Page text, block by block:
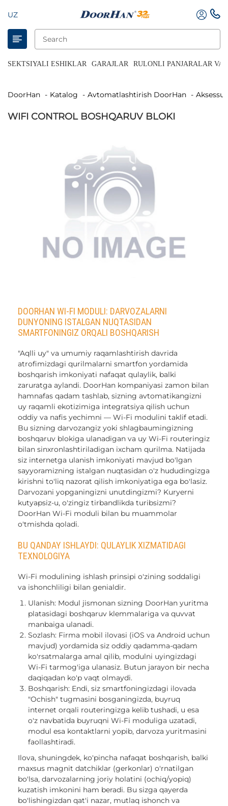
UZ
SEKTSIYALI ESHIKLAR GARAJLAR RULONLI PANJARALAR VA
DoorHan Katalog Avtomatlashtirish DoorHan
WIFI CONTROL BOSHQARUV BLOKI
DOORHAN WI-FI MODULI: DARVOZALARNI
DUNYONING ISTALGAN NUQTASIDAN
SMARTFONINGIZ ORQALI BOSHQARISH
"Aqlli uy" va umumiy raqamlashtirish davrida
atrofimizdagi qurilmalarni smartfon yordamida
boshqarish imkoniyati nafaqat qulaylik, balki
zaruratga aylandi. DoorHan kompaniyasi zamon bilan
hamnafas qadam tashlab, sizning avtomatikangizni
uy raqamli ekotizimiga integratsiya qilish uchun
oddiy va nafis yechimni — Wi-Fi modulini taklif etadi.
Bu sizning darvozangiz yoki shlagbaumingizning
boshqaruv blokiga ulanadigan va uy Wi-Fi routeringiz
bilan sinxronlashtiriladigan ixcham qurilma. Natijada
siz internetga ulanish imkoniyati mavjud bo'lgan
sayyoramizning istalgan nuqtasidan o'z hududingizga
kirishni to'liq nazorat qilish imkoniyatiga ega bo'lasiz.
Darvozani yopganingizni unutdingizmi? Kuryerni
kutyapsiz-u, o'zingiz tirbandlikda turibsizmi?
DoorHan Wi-Fi moduli bilan bu muammolar
o'tmishda qoladi.
BU QANDAY ISHLAYDI: QULAYLIK XIZMATIDAGI
TEXNOLOGIYA
Wi-Fi modulining ishlash prinsipi o'zining soddaligi
va ishonchliligi bilan genialdir.
Ulanish: Modul jismonan sizning DoorHan yuritma
platasidagi boshqaruv klemmalariga va quvvat
manbaiga ulanadi.
Sozlash: Firma mobil ilovasi (iOS va Android uchun
mavjud) yordamida siz oddiy qadamma-qadam
ko'rsatmalarga amal qilib, modulni uyingizdagi
Wi-Fi tarmog'iga ulanasiz. Butun jarayon bir necha
daqiqadan ko'p vaqt olmaydi.
Boshqarish: Endi, siz smartfoningizdagi ilovada
"Ochish" tugmasini bosganingizda, buyruq
internet orqali routeringizga kelib tushadi, u esa
o'z navbatida buyruqni Wi-Fi moduliga uzatadi,
modul esa kontaktlarni yopib, darvoza yuritmasini
faollashtiradi.
Ilova, shuningdek, ko'pincha nafaqat boshqarish, balki
maxsus magnit datchiklar (gerkonlar) o'rnatilgan
bo'lsa, darvozalarning joriy holatini (ochiq/yopiq)
kuzatish imkonini ham beradi. Bu sizga qayerda
bo'lishingizdan qat'i nazar, mutlaq ishonch va